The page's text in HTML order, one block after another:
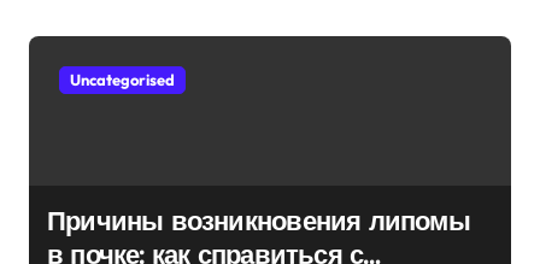
Uncategorised
Причины возникновения липомы
в почке: как справиться с